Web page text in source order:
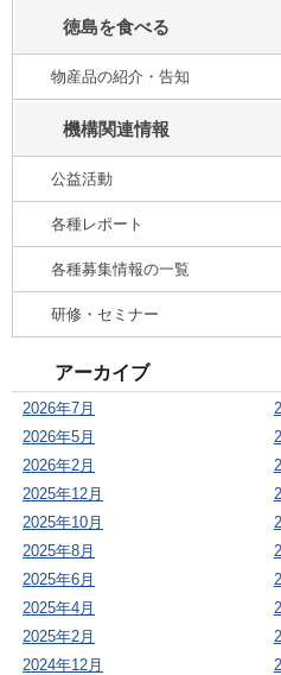
徳島を食べる
物産品の紹介・告知
機構関連情報
公益活動
各種レポート
各種募集情報の一覧
研修・セミナー
アーカイブ
2026年7月
2026年5月
2026年2月
2025年12月
2025年10月
2025年8月
2025年6月
2025年4月
2025年2月
2024年12月